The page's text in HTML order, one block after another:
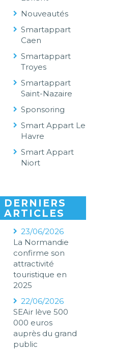
Nouveautés
Smartappart
Caen
Smartappart
Troyes
Smartappart
Saint-Nazaire
Sponsoring
Smart Appart Le
Havre
Smart Appart
Niort
DERNIERS
ARTICLES
23/06/2026
La Normandie
confirme son
attractivité
touristique en
2025
22/06/2026
SEAir lève 500
000 euros
auprès du grand
public